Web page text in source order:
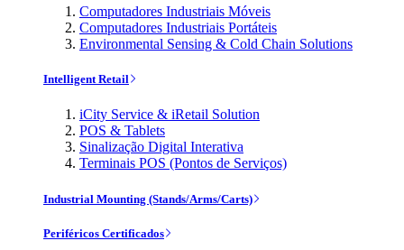
Computadores Industriais Móveis
Computadores Industriais Portáteis
Environmental Sensing & Cold Chain Solutions
Intelligent Retail
iCity Service & iRetail Solution
POS & Tablets
Sinalização Digital Interativa
Terminais POS (Pontos de Serviços)
Industrial Mounting (Stands/Arms/Carts)
Periféricos Certificados